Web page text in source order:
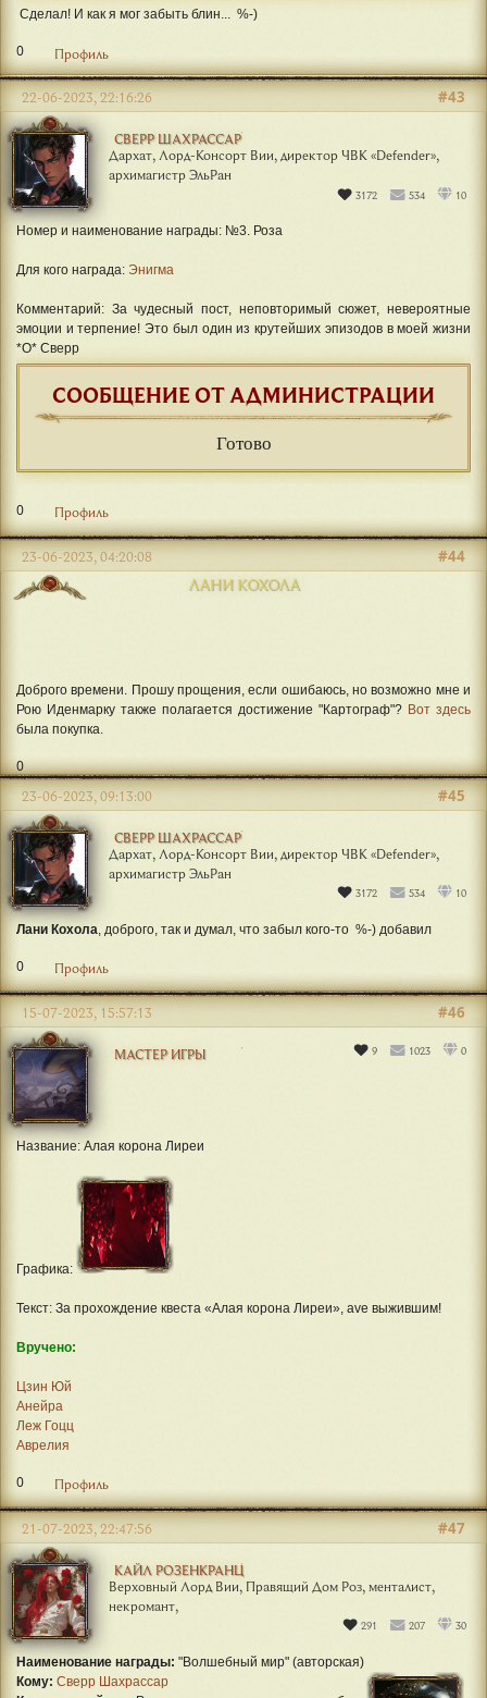
Сделал! И как я мог забыть блин... %-)
0 Профиль
СВЕРР ШАХРАССАР
Дархат, Лорд-Консорт Вии, директор ЧВК «Defender»,
архимагистр ЭльРан
3172 534 10
#43
22-06-2023, 22:16:26
Номер и наименование награды: №3. Роза
Для кого награда: Энигма
Комментарий: За чудесный пост, неповторимый сюжет, невероятные
эмоции и терпение! Это был один из крутейших эпизодов в моей жизни
*О* Сверр
СООБЩЕНИЕ ОТ АДМИНИСТРАЦИИ
Готово
0 Профиль
ЛАНИ КОХОЛА
#44
23-06-2023, 04:20:08
Доброго времени. Прошу прощения, если ошибаюсь, но возможно мне и
Рою Иденмарку также полагается достижение "Картограф"? Вот здесь
была покупка.
0
СВЕРР ШАХРАССАР
Дархат, Лорд-Консорт Вии, директор ЧВК «Defender»,
архимагистр ЭльРан
3172 534 10
#45
23-06-2023, 09:13:00
Лани Кохола , доброго, так и думал, что забыл кого-то %-) добавил
0 Профиль
МАСТЕР ИГРЫ 9 1023 0
#46
15-07-2023, 15:57:13
Название: Алая корона Лиреи
Графика:
Текст: За прохождение квеста «Алая корона Лиреи», ave выжившим!
Вручено:
Цзин Юй
Анейра
Леж Гоцц
Аврелия
0 Профиль
КАЙЛ РОЗЕНКРАНЦ
Верховный Лорд Вии, Правящий Дом Роз, менталист,
некромант,
291 207 30
#47
21-07-2023, 22:47:56
Наименование награды: "Волшебный мир" (авторская)
Кому: Сверр Шахрассар